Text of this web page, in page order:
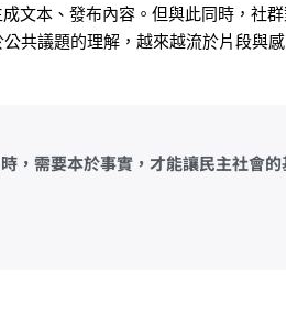
文本、發布內容。但與此同時，社
共議題的理解，越來越流於片段與
，需要本於事實，才能讓民主社會